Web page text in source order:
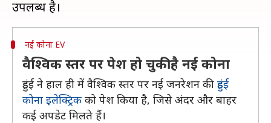
नई कोना EV
वैश्विक स्तर पर पेश हो चुकी है नई कोना
हुंडई ने हाल ही में वैश्विक स्तर पर नई जनरेशन की हुंडई
कोना इलेक्ट्रिक को पेश किया है, जिसे अंदर और बाहर
कई अपडेट मिलते हैं।